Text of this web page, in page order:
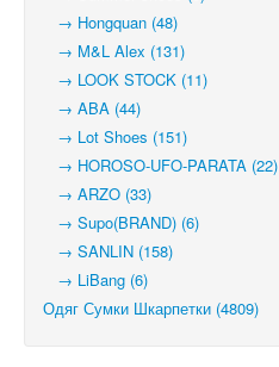
→ Hongquan (48)
→ M&L Alex (131)
→ LOOK STOCK (11)
→ ABA (44)
→ Lot Shoes (151)
→ HOROSO-UFO-PARATA (22)
→ ARZO (33)
→ Supo(BRAND) (6)
→ SANLIN (158)
→ LiBang (6)
Одяг Сумки Шкарпетки (4809)